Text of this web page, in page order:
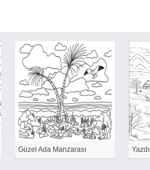
Güzel Ada Manzarası